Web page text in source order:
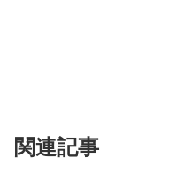
関連記事